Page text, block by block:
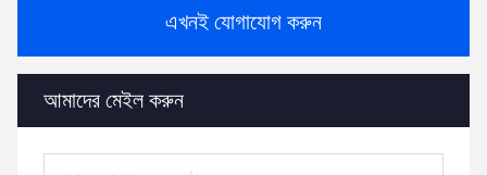
এখনই যোগাযোগ করুন
আমাদের মেইল ​​করুন